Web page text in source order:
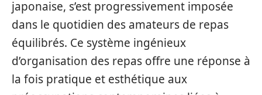
japonaise, s’est progressivement imposée
dans le quotidien des amateurs de repas
équilibrés. Ce système ingénieux
d’organisation des repas offre une réponse à
la fois pratique et esthétique aux